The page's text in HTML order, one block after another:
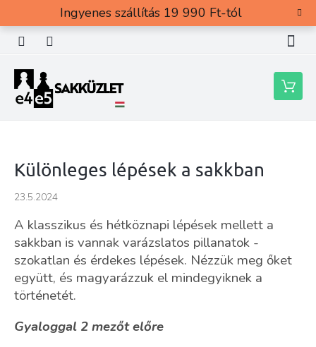
tartalomhoz
Ingyenes szállítás 19 990 Ft-tól
Kosár
Különleges lépések a sakkban
23.5.2024
A klasszikus és hétköznapi lépések mellett a
sakkban is vannak varázslatos pillanatok -
szokatlan és érdekes lépések. Nézzük meg őket
együtt, és magyarázzuk el mindegyiknek a
történetét.
Gyaloggal 2 mezőt előre